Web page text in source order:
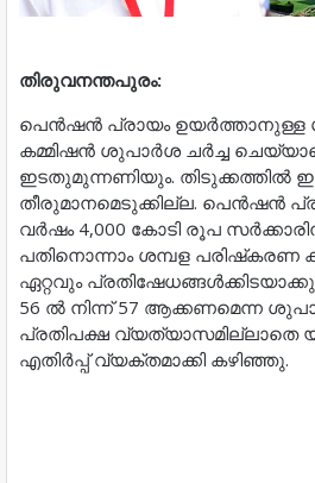
തിരുവനന്തപുരം:
പെന്‍ഷന്‍ പ്രായം ഉയര്‍ത്താനുള്ള
കമ്മിഷന്‍ ശുപാര്‍ശ ചര്‍ച്ച
ഇടതുമുന്നണിയും. തിടുക്കത്തില്‍
തീരുമാനമെടുക്കില്ല. പെന്‍ഷന്‍
വര്‍ഷം 4,000 കോടി രൂപ
പതിനൊന്നാം ശമ്പള പരിഷ്‌കരണ
ഏറ്റവും
56 ല്‍ നിന്ന് 57 ആക്കണമെന്ന
പ്രതിപക്ഷ
എതിര്‍പ്പ് വ്യക്തമാക്കി കഴിഞ്ഞു.